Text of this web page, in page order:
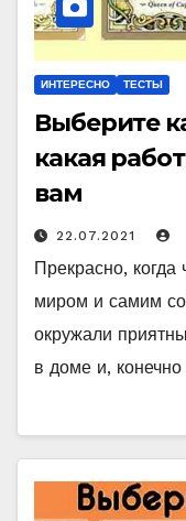
ИНТЕРЕСНО ТЕСТЫ
Выберите
какая
вам
22.07.2021
Прекрасно, когда
миром и самим
окружали
в доме и,